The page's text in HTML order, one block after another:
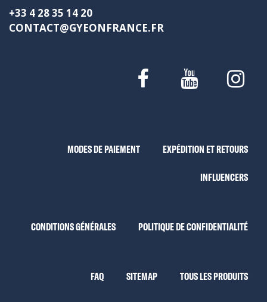
+33 4 28 35 14 20
CONTACT@GYEONFRANCE.FR
MODES DE PAIEMENT EXPÉDITION ET RETOURS
INFLUENCERS
CONDITIONS GÉNÉRALES POLITIQUE DE CONFIDENTIALITÉ
FAQ SITEMAP TOUS LES PRODUITS